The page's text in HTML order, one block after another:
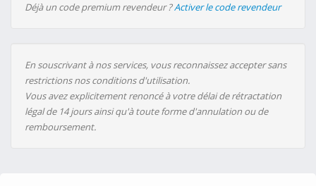
Déjà un code premium revendeur ?Activer le code revendeur
En souscrivant à nos services, vous reconnaissez accepter sans
restrictions nos conditions d'utilisation.
Vous avez explicitement renoncé à votre délai de rétractation
légal de 14 jours ainsi qu'à toute forme d'annulation ou de
remboursement.